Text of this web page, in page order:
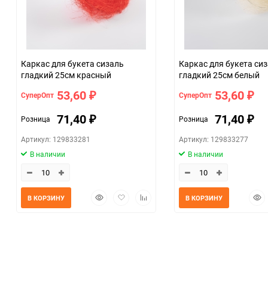
Каркас для букета сизаль
гладкий 25см красный
СуперОпт 53,60 ₽
Розница 71,40 ₽
Артикул: 129833281
В наличии
БыстрыйДобавитьДобавить
В КОРЗИНУ
Каркас для букета
гладкий 25см белый
СуперОпт 53,60 ₽
Розница 71,40 ₽
Артикул: 129833277
В наличии
В КОРЗИНУ